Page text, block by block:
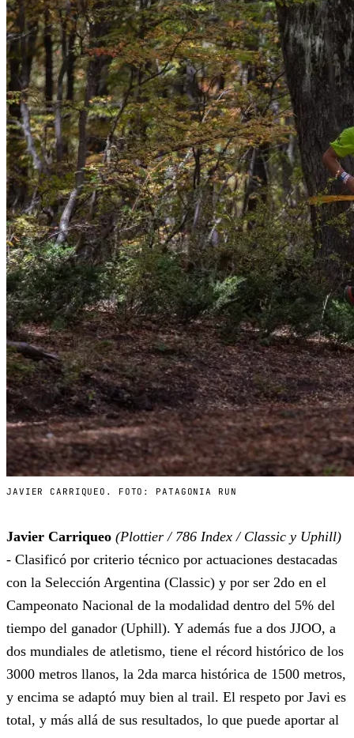
JAVIER CARRIQUEO. FOTO: PATAGONIA RUN
Javier Carriqueo (Plottier / 786 Index / Classic y Uphill)
- Clasificó por criterio técnico por actuaciones destacadas
con la Selección Argentina (Classic) y por ser 2do en el
Campeonato Nacional de la modalidad dentro del 5% del
tiempo del ganador (Uphill). Y además fue a dos JJOO, a
dos mundiales de atletismo, tiene el récord histórico de los
3000 metros llanos, la 2da marca histórica de 1500 metros,
y encima se adaptó muy bien al trail. El respeto por Javi es
total, y más allá de sus resultados, lo que puede aportar al